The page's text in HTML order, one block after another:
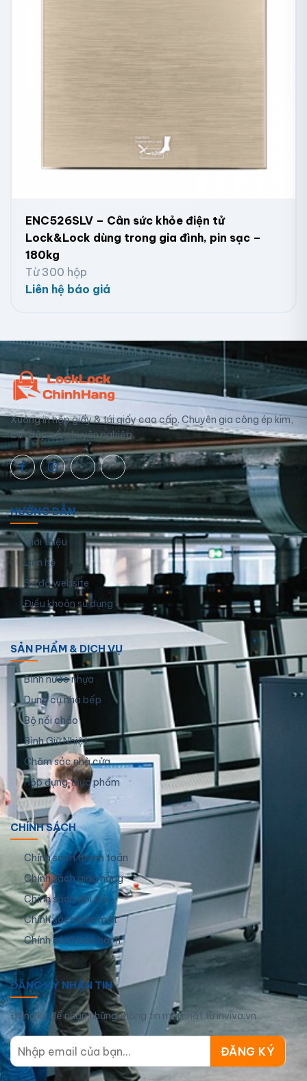
ENC526SLV – Cân sức khỏe điện tử
Lock&Lock dùng trong gia đình, pin sạc –
180kg
Từ 300 hộp
Liên hệ báo giá
Xưởng in hộp giấy & túi giấy cao cấp. Chuyên gia công ép kim,
UV, dập nổi chuyên nghiệp.
HƯỚNG DẪN
Giới thiệu
Liên hệ
Sơ đồ website
Điều khoản sử dụng
SẢN PHẨM & DỊCH VỤ
Bình nước nhựa
Dụng cụ nhà bếp
Bộ nồi chảo
Bình Giữ Nhiệt
Chăm sóc nhà cửa
Hộp đựng thực phẩm
CHÍNH SÁCH
Chính sách thanh toán
Chính sách giao hàng
Chính sách đổi trả
Chính sách bảo mật
Chính sách bảo hành
ĐĂNG KÝ NHẬN TIN
Đăng ký để nhận những thông tin mới nhất từ inviva.vn